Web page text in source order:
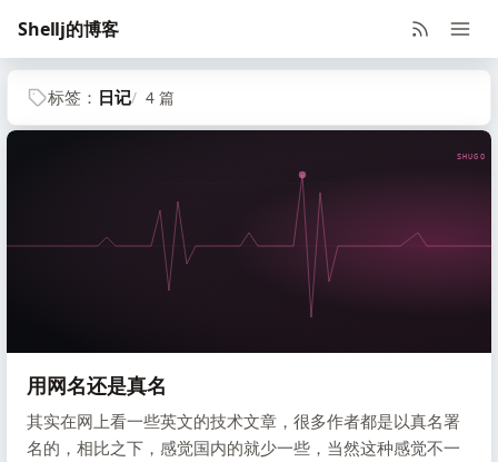
Shellj的博客
标签： 日记 4 篇
SHUGO
用网名还是真名
其实在网上看一些英文的技术文章，很多作者都是以真名署
名的，相比之下，感觉国内的就少一些，当然这种感觉不一